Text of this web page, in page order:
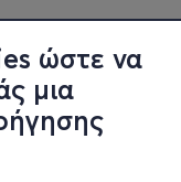
ώστε να
μια